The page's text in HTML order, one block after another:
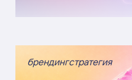
брендингстратегия